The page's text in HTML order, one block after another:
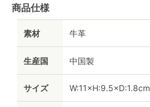
商品仕様
素材 牛革
生産国 中国製
サイズ W:11×H:9.5×D:1.8cm